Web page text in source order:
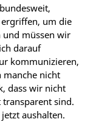
um die
und müssen wir
darauf
kommunizieren,
manche nicht
dass wir nicht
sind.
aushalten.